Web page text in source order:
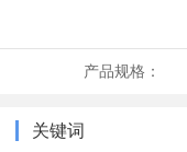
产品规格：
关键词